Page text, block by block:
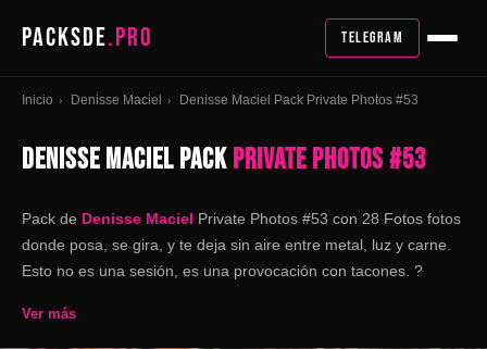
PACKSDE.PRO TELEGRAM
Inicio › Denisse Maciel › Denisse Maciel Pack Private Photos #53
DENISSE MACIEL PACKPRIVATE PHOTOS #53
Pack de Denisse Maciel Private Photos #53 con 28 Fotos fotos
donde posa, se gira, y te deja sin aire entre metal, luz y carne.
Esto no es una sesión, es una provocación con tacones. ?
Ver más